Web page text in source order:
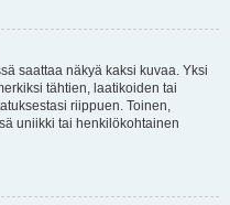
saattaa näkyä kaksi kuvaa. Yksi
tähtien, laatikoiden tai
riippuen. Toinen,
uniikki tai henkilökohtainen